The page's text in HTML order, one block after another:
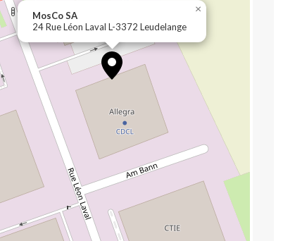
MosCo SA
24 Rue Léon Laval L-3372 Leudelange
×